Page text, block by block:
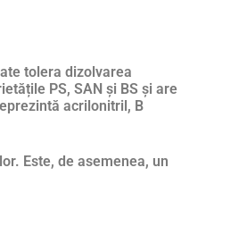
tolera dizolvarea
PS, SAN și BS și are
acrilonitril, B
Este, de asemenea, un